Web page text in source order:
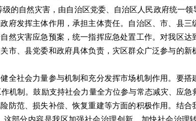
的自然灾害，由自治区党委、自治区人民政府统一
府发挥主体作用，承担主体责任。自治区、市、县
然灾害应急预案，统一指挥应急处置工作。对我区
市、县党委和政府具体负责，灾区群众广泛参与的
社会力量参与机制和充分发挥市场机制作用。要搭
机制。鼓励支持社会力量全方位参与常态减灾、应
防范、损失补偿、恢复重建等方面的积极作用。结